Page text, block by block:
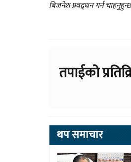
बिजनेश प्रवद्र्धन गर्न
तपाईको
थप समाचार